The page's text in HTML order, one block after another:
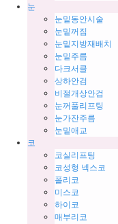
눈
눈밑동안시술
눈밑꺼짐
눈밑지방재배치
눈밑주름
다크서클
상하안검
비절개상안검
눈꺼풀리프팅
눈가잔주름
눈밑애교
코
코실리프팅
코성형 넥스코
폴리코
미스코
하이코
매부리코